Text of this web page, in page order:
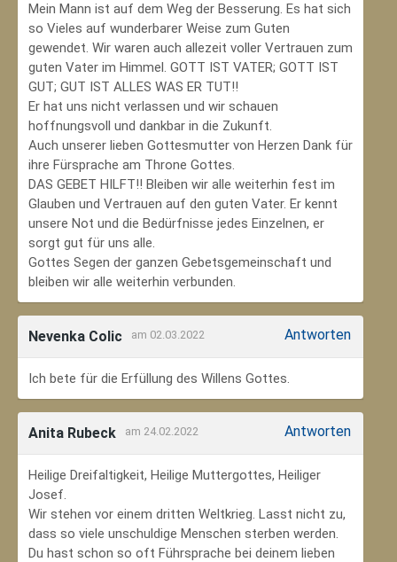
Mein Mann ist auf dem Weg der Besserung. Es hat sich
so Vieles auf wunderbarer Weise zum Guten
gewendet. Wir waren auch allezeit voller Vertrauen zum
guten Vater im Himmel. GOTT IST VATER; GOTT IST
GUT; GUT IST ALLES WAS ER TUT!!
Er hat uns nicht verlassen und wir schauen
hoffnungsvoll und dankbar in die Zukunft.
Auch unserer lieben Gottesmutter von Herzen Dank für
ihre Fürsprache am Throne Gottes.
DAS GEBET HILFT!! Bleiben wir alle weiterhin fest im
Glauben und Vertrauen auf den guten Vater. Er kennt
unsere Not und die Bedürfnisse jedes Einzelnen, er
sorgt gut für uns alle.
Gottes Segen der ganzen Gebetsgemeinschaft und
bleiben wir alle weiterhin verbunden.
Nevenka Colic am 02.03.2022 Antworten
Ich bete für die Erfüllung des Willens Gottes.
Anita Rubeck am 24.02.2022 Antworten
Heilige Dreifaltigkeit, Heilige Muttergottes, Heiliger
Josef.
Wir stehen vor einem dritten Weltkrieg. Lasst nicht zu,
dass so viele unschuldige Menschen sterben werden.
Du hast schon so oft Führsprache bei deinem lieben